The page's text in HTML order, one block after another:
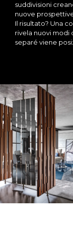
suddivisioni
nuove
Il risultato? Una
rivela nuovi modi
separé viene